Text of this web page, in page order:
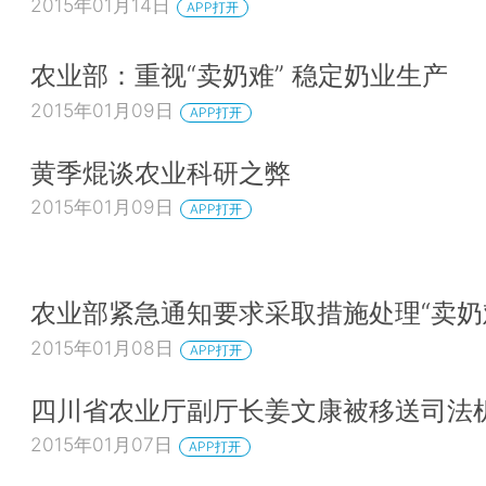
2015年01月14日 APP打开
农业部：重视“卖奶难” 稳定奶业生产
2015年01月09日 APP打开
黄季焜谈农业科研之弊
2015年01月09日 APP打开
农业部紧急通知要求采取措施处理“卖奶
2015年01月08日 APP打开
四川省农业厅副厅长姜文康被移送司法
2015年01月07日 APP打开